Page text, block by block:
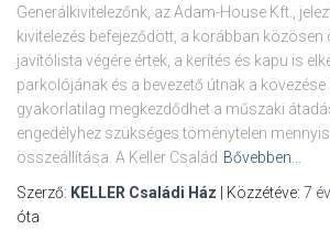
Generálkivitelezőnk, az Adam-House Kft.,
kivitelezés befejeződött, a korábban
javítólista végére értek, a kerítés és kapu is
parkolójának és a bevezető útnak a kövezése
gyakorlatilag megkezdődhet a műszaki
engedélyhez szükséges töménytelen
összeállítása. A Keller Család Bővebben…
Szerző: KELLER Családi Ház | Közzétéve: 7 év
óta